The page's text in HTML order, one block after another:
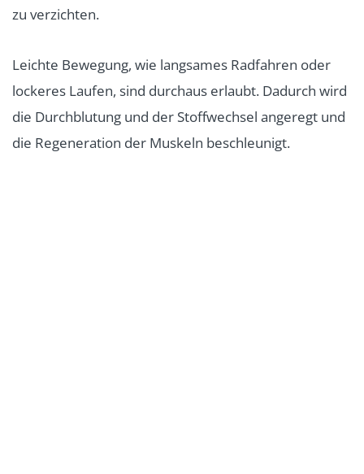
zu verzichten.
Leichte Bewegung, wie langsames Radfahren oder
lockeres Laufen, sind durchaus erlaubt. Dadurch wird
die Durchblutung und der Stoffwechsel angeregt und
die Regeneration der Muskeln beschleunigt.